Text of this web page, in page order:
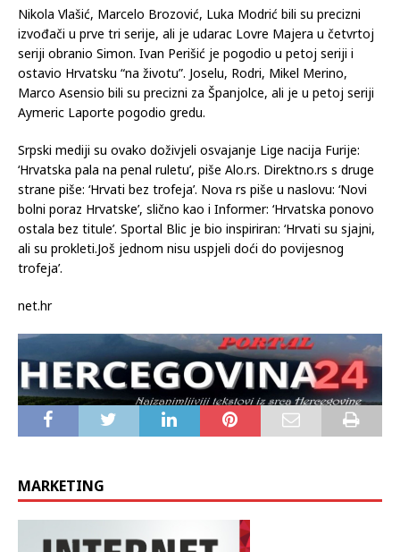
Nikola Vlašić, Marcelo Brozović, Luka Modrić bili su precizni
izvođači u prve tri serije, ali je udarac Lovre Majera u četvrtoj
seriji obranio Simon. Ivan Perišić je pogodio u petoj seriji i
ostavio Hrvatsku “na životu”. Joselu, Rodri, Mikel Merino,
Marco Asensio bili su precizni za Španjolce, ali je u petoj seriji
Aymeric Laporte pogodio gredu.
Srpski mediji su ovako doživjeli osvajanje Lige nacija Furije:
‘Hrvatska pala na penal ruletu’, piše Alo.rs. Direktno.rs s druge
strane piše: ‘Hrvati bez trofeja’. Nova rs piše u naslovu: ‘Novi
bolni poraz Hrvatske’, slično kao i Informer: ‘Hrvatska ponovo
ostala bez titule’. Sportal Blic je bio inspiriran: ‘Hrvati su sjajni,
ali su prokleti.Još jednom nisu uspjeli doći do povijesnog
trofeja’.
net.hr
MARKETING